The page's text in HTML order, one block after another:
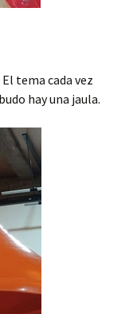
tema cada vez
hay una jaula.